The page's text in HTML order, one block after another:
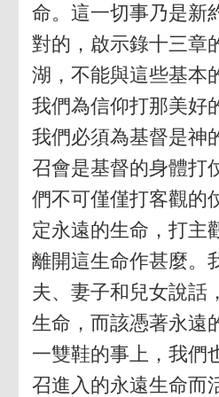
命。這一切事乃是新
對的，啟示錄十三章
湖，不能與這些基本
我們為信仰打那美好
我們必須為基督是神
召會是基督的身體打
們不可僅僅打客觀的
定永遠的生命，打主
離開這生命作甚麼。
夫、妻子和兒女說話
生命，而該憑著永遠
一雙鞋的事上，我們
召進入的永遠生命而